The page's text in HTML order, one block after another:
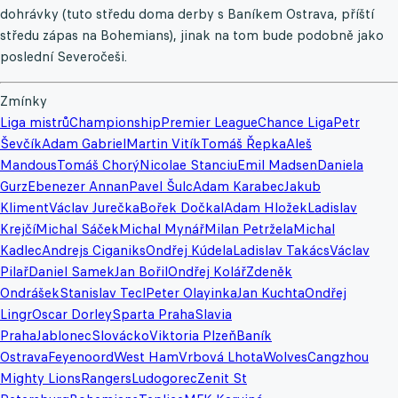
dohrávky (tuto středu doma derby s Baníkem Ostrava, příští
středu zápas na Bohemians), jinak na tom bude podobně jako
poslední Severočeši.
Zmínky
Liga mistrůChampionshipPremier LeagueChance LigaPetr
ŠevčíkAdam GabrielMartin VitíkTomáš ŘepkaAleš
MandousTomáš ChorýNicolae StanciuEmil MadsenDaniela
GurzEbenezer AnnanPavel ŠulcAdam KarabecJakub
KlimentVáclav JurečkaBořek DočkalAdam HložekLadislav
KrejčíMichal SáčekMichal MynářMilan PetrželaMichal
KadlecAndrejs CiganiksOndřej KúdelaLadislav TakácsVáclav
PilařDaniel SamekJan BořilOndřej KolářZdeněk
OndrášekStanislav TeclPeter OlayinkaJan KuchtaOndřej
LingrOscar DorleySparta PrahaSlavia
PrahaJablonecSlováckoViktoria PlzeňBaník
OstravaFeyenoordWest HamVrbová LhotaWolvesCangzhou
Mighty LionsRangersLudogorecZenit St